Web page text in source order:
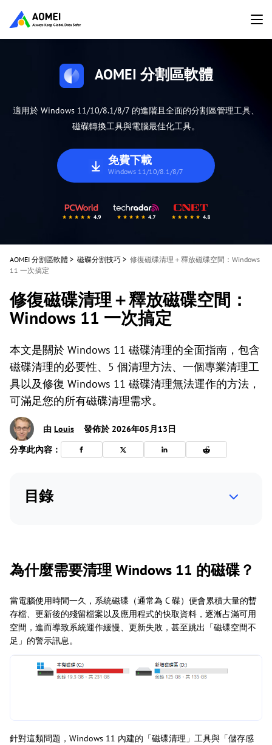
AOMEI 分割區軟體
適用於 Windows 11/10/8.1/8/7 的進階且全面的分割區管理工具、
磁碟轉換工具與電腦最佳化工具。
免費下載
Windows 11/10/8.1/8/7
AOMEI 分割區軟體 > 磁碟分割技巧 > 修復磁碟清理＋釋放磁碟空間：Windows
11 一次搞定
修復磁碟清理＋釋放磁碟空間：
Windows 11 一次搞定
本文是關於 Windows 11 磁碟清理的全面指南，包含
磁碟清理的必要性、5 個清理方法、一個專業清理工
具以及修復 Windows 11 磁碟清理無法運作的方法，
可滿足您的所有磁碟清理需求。
由 Louis
發佈於 2026年05月13日
分享此內容：
目錄
為什麼需要清理 Windows 11 的磁碟？
當電腦使用時間一久，系統磁碟（通常為 C 碟）便會累積大量的暫
存檔、更新後的殘留檔案以及應用程式的快取資料，逐漸占滿可用
空間，進而導致系統運作緩慢、更新失敗，甚至跳出「磁碟空間不
足」的警示訊息。
針對這類問題，Windows 11 內建的「磁碟清理」工具與「儲存感